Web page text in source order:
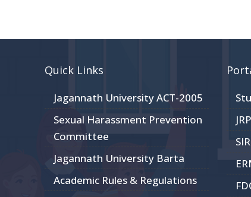
Quick Links
Jagannath University ACT-2005
Sexual Harassment Prevention
Committee
Jagannath University Barta
Academic Rules & Regulations
JRP